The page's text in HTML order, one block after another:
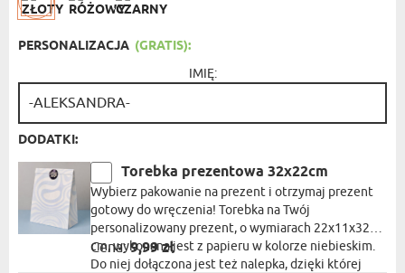
PERSONALIZACJA (GRATIS):
IMIĘ:
DODATKI:
Torebka prezentowa 32x22cm
Wybierz pakowanie na prezent i otrzymaj prezent
gotowy do wręczenia! Torebka na Twój
personalizowany prezent, o wymiarach 22x11x32
cm, wykonana jest z papieru w kolorze niebieskim.
Do niej dołączona jest też nalepka, dzięki której
Cena:9,99 zł